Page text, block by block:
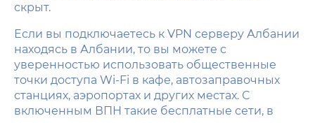
скрыт.
Если вы подключаетесь к VPN серверу Албании
находясь в Албании, то вы можете с
уверенностью использовать общественные
точки доступа Wi-Fi в кафе, автозаправочных
станциях, аэропортах и других местах. С
включенным ВПН такие бесплатные сети, в